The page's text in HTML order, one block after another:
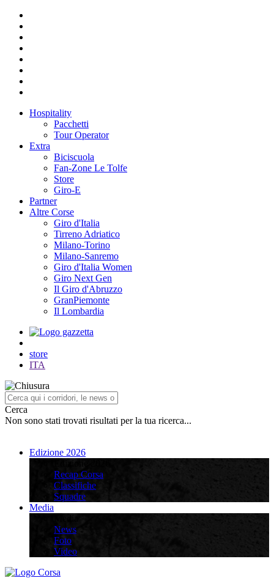
Hospitality
Pacchetti
Tour Operator
Extra
Biciscuola
Fan-Zone Le Tolfe
Store
Giro-E
Partner
Altre Corse
Giro d'Italia
Tirreno Adriatico
Milano-Torino
Milano-Sanremo
Giro d'Italia Women
Giro Next Gen
Il Giro d'Abruzzo
GranPiemonte
Il Lombardia
store
ITA
Cerca
Non sono stati trovati risultati per la tua ricerca...
Edizione 2026
Recap Corsa
Classifiche
Squadre
Media
News
Foto
Video